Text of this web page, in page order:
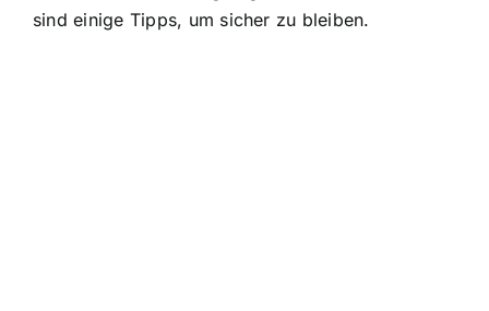
sind einige Tipps, um sicher zu bleiben.